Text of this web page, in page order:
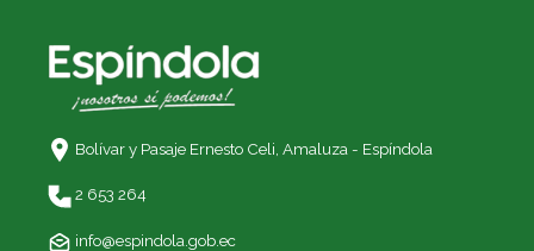
Bolívar y Pasaje Ernesto Celi, Amaluza - Espíndola
2 653 264
info@espindola.gob.ec